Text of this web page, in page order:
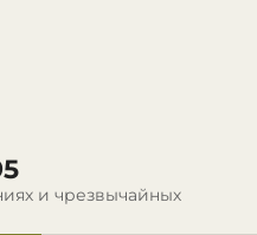
и чрезвычайных